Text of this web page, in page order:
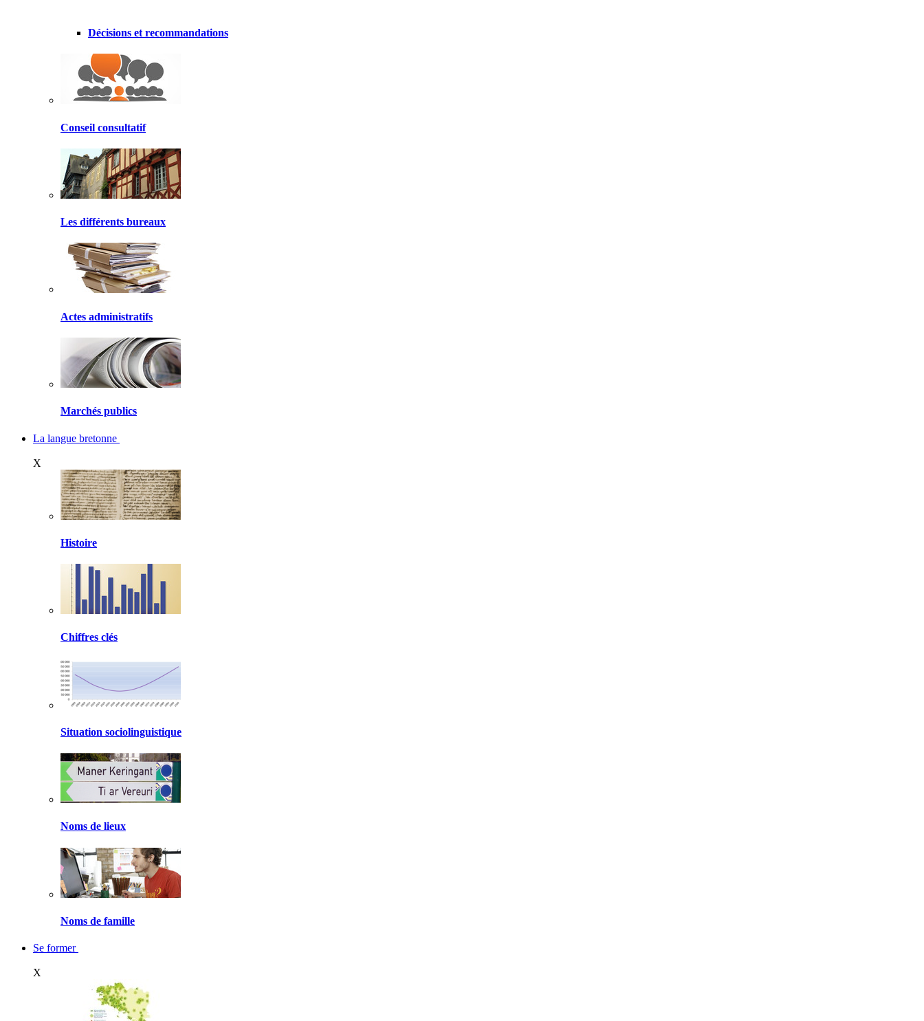
Décisions et recommandations
Conseil consultatif
Les différents bureaux
Actes administratifs
Marchés publics
La langue bretonne
X
Histoire
Chiffres clés
Situation sociolinguistique
Noms de lieux
Noms de famille
Se former
X